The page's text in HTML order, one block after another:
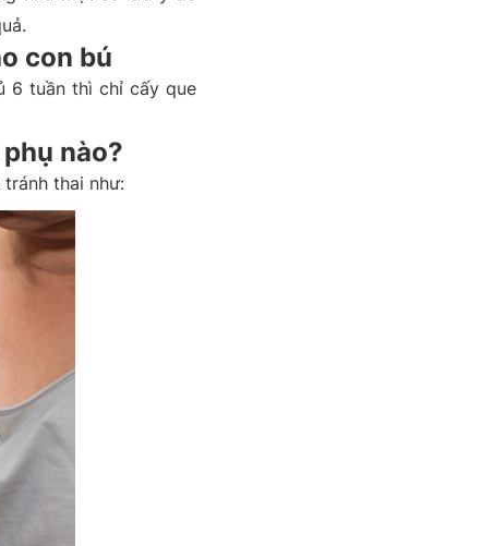
con bú
6 tuần thì chỉ cấy que
nào?
thai như: